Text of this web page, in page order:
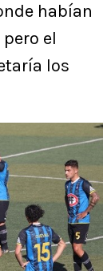
habían
el
los